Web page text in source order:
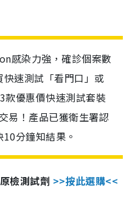
感染力強，確診個案數
速測試「看門口」或
款優惠價快速測試套裝
易！產品已獲衛生署認
分鐘知結果。
檢測試劑 >>按此選購<<